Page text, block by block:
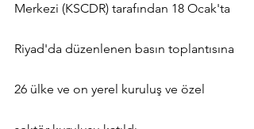
Merkezi (KSCDR) tarafından 18 Ocak'ta
Riyad'da düzenlenen basın toplantısına
26 ülke ve on yerel kuruluş ve özel